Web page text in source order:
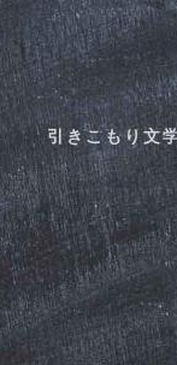
引きこもり文